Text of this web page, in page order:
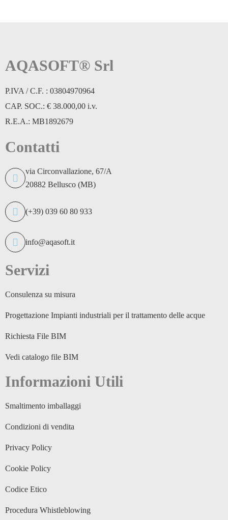
AQASOFT® Srl
P.IVA / C.F. : 03804970964
CAP. SOC.: € 38.000,00 i.v.
R.E.A.: MB1892679
Contatti
via Circonvallazione, 67/A
20882 Bellusco (MB)
(+39) 039 60 80 933
info@aqasoft.it
Servizi
Consulenza su misura
Progettazione Impianti industriali per il trattamento delle acque
Richiesta File BIM
Vedi catalogo file BIM
Informazioni Utili
Smaltimento imballaggi
Condizioni di vendita
Privacy Policy
Cookie Policy
Codice Etico
Procedura Whistleblowing